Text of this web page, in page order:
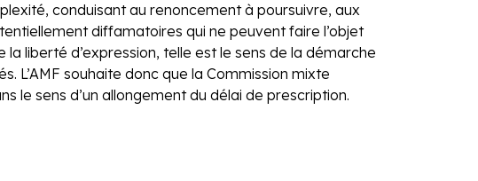
conduisant au renoncement à poursuivre, aux
diffamatoires qui ne peuvent faire l’objet
liberté d’expression, telle est le sens de la démarche
L’AMF souhaite donc que la Commission mixte
le sens d’un allongement du délai de prescription.